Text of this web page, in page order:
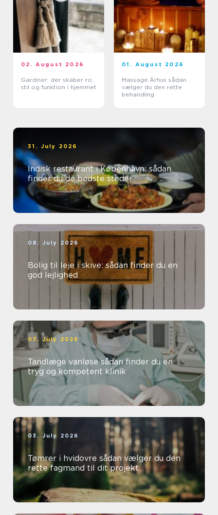
02. August 2026
Gardiner: der skaber ro,
stil og funktion i hjemmet
01. August 2026
Massage Århus sådan
vælger du den rette
behandling
31. July 2026
Indisk restaurant i København: sådan
finder du de bedste steder
08. July 2026
Bolig til leje i skive: sådan finder du en
god lejlighed
07. July 2026
Tandlæge vanløse sådan finder du en
tryg og kompetent klinik
03. July 2026
Tømrer i hvidovre sådan vælger du den
rette fagmand til dit projekt